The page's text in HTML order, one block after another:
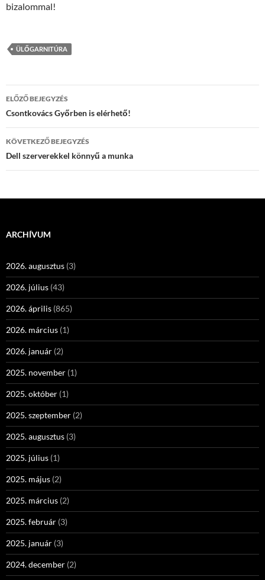
bizalommal!
ÜLŐGARNITÚRA
Bejegyzés
navigáció
ELŐZŐ BEJEGYZÉS
Csontkovács Győrben is elérhető!
KÖVETKEZŐ BEJEGYZÉS
Dell szerverekkel könnyű a munka
ARCHÍVUM
2026. augusztus (3)
2026. július (43)
2026. április (865)
2026. március (1)
2026. január (2)
2025. november (1)
2025. október (1)
2025. szeptember (2)
2025. augusztus (3)
2025. július (1)
2025. május (2)
2025. március (2)
2025. február (3)
2025. január (3)
2024. december (2)